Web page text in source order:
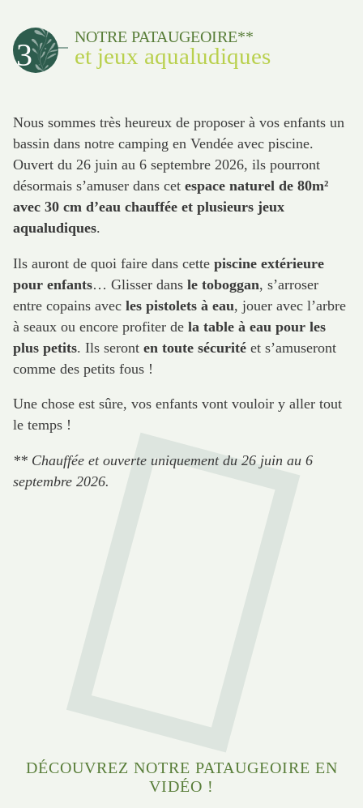
3 NOTRE PATAUGEOIRE**
et jeux aqualudiques
Nous sommes très heureux de proposer à vos enfants un
bassin dans notre camping en Vendée avec piscine.
Ouvert du 26 juin au 6 septembre 2026, ils pourront
désormais s’amuser dans cet espace naturel de 80m²
avec 30 cm d’eau chauffée et plusieurs jeux
aqualudiques.
Ils auront de quoi faire dans cette piscine extérieure
pour enfants… Glisser dans le toboggan, s’arroser
entre copains avec les pistolets à eau, jouer avec l’arbre
à seaux ou encore profiter de la table à eau pour les
plus petits. Ils seront en toute sécurité et s’amuseront
comme des petits fous !
Une chose est sûre, vos enfants vont vouloir y aller tout
le temps !
** Chauffée et ouverte uniquement du 26 juin au 6
septembre 2026.
DÉCOUVREZ NOTRE PATAUGEOIRE EN
VIDÉO !